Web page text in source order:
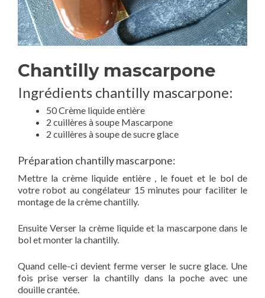
Chantilly mascarpone
Ingrédients chantilly mascarpone:
50 Crème liquide entière
2 cuillères à soupe Mascarpone
2 cuillères à soupe de sucre glace
Préparation chantilly mascarpone:
Mettre la crème liquide entière , le fouet et le bol de
votre robot au congélateur 15 minutes pour faciliter le
montage de la crème chantilly.
Ensuite Verser la crème liquide et la mascarpone dans le
bol et monter la chantilly.
Quand celle-ci devient ferme verser le sucre glace. Une
fois prise verser la chantilly dans la poche avec une
douille crantée.